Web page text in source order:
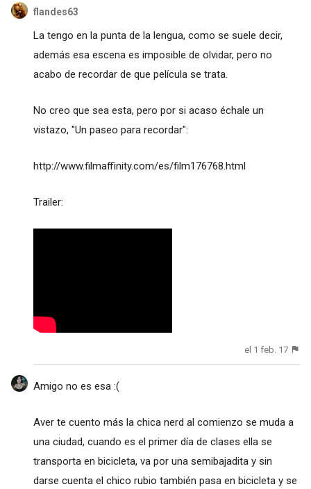
flandes63
La tengo en la punta de la lengua, como se suele decir,
además esa escena es imposible de olvidar, pero no
acabo de recordar de que película se trata.
No creo que sea esta, pero por si acaso échale un
vistazo, "Un paseo para recordar":
http://www.filmaffinity.com/es/film176768.html
Trailer:
el 1 feb. 17
Amigo no es esa :(
Aver te cuento más la chica nerd al comienzo se muda a
una ciudad, cuando es el primer día de clases ella se
transporta en bicicleta, va por una semibajadita y sin
darse cuenta el chico rubio también pasa en bicicleta y se